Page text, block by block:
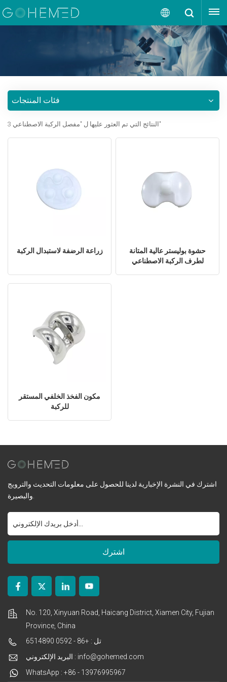
العربية
English
português
إقتبس
فئات المنتجات
3 النتائج التي تم العثور عليها ل "مفصل الركبة الاصطناعي"
زراعة الرضفة لاستبدال الركبة
حشوة بوليستر عالية المتانة
لطرف الركبة الاصطناعي
مكون الفخذ الخلفي المستقر
للركبة
اشترك في النشرة الإخبارية لدينا للحصول على معلومات التحديث والترويج
No. 120, Xinyuan Road, Haicang District, Xiamen City, Fujian
Province, China
تل : +86 - 0592 6514890
البريد الإلكتروني : info@gohemed.com
WhatsApp : +86 - 13976995967